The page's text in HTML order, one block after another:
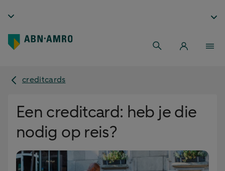
creditcards
Een creditcard: heb je die
nodig op reis?